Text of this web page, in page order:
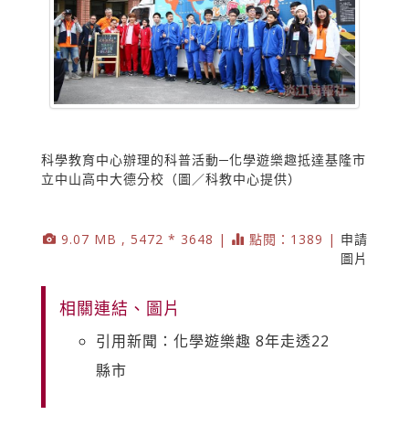
科學教育中心辦理的科普活動─化學遊樂趣抵達基隆市
立中山高中大德分校（圖／科教中心提供）
9.07 MB , 5472 * 3648 | 點閱：1389 | 申請
圖片
相關連結、圖片
引用新聞：化學遊樂趣 8年走透22
縣市